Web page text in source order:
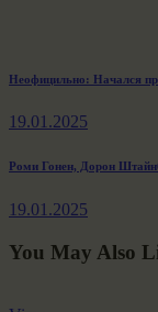
Навигация
по
Previous
Неофицильно: Начался
19.01.2025
Next
Роми Гонен, Дорон
19.01.2025
You May Also